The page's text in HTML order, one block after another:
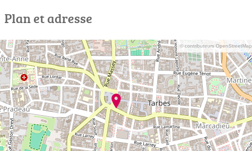
Plan et adresse
© contributeurs OpenStreetMap